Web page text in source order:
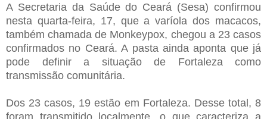
A Secretaria da Saúde do Ceará (Sesa) confirmou
nesta quarta-feira, 17, que a varíola dos macacos,
também chamada de Monkeypox, chegou a 23 casos
confirmados no Ceará. A pasta ainda aponta que já
pode definir a situação de Fortaleza como
transmissão comunitária.
Dos 23 casos, 19 estão em Fortaleza. Desse total, 8
foram transmitido localmente, o que caracteriza a